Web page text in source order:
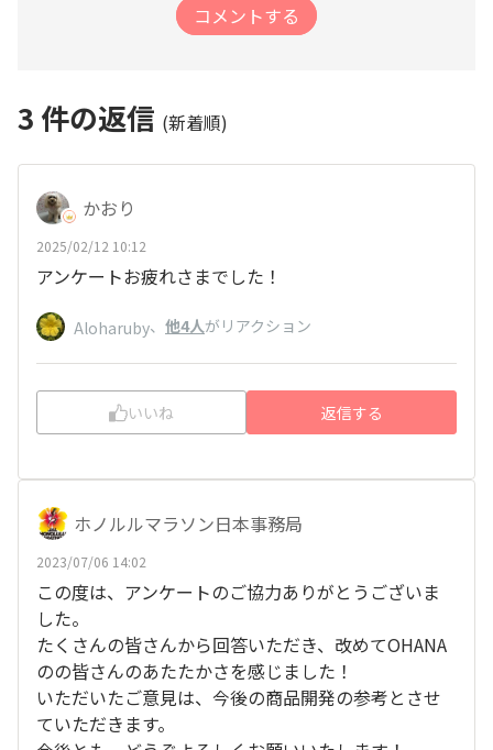
コメントする
3 件の返信 (新着順)
かおり
2025/02/12 10:12
アンケートお疲れさまでした！
Aloharuby、 他4人がリアクション
いいね 返信する
ホノルルマラソン日本事務局
2023/07/06 14:02
この度は、アンケートのご協力ありがとうございま
した。
たくさんの皆さんから回答いただき、改めてOHANA
のの皆さんのあたたかさを感じました！
いただいたご意見は、今後の商品開発の参考とさせ
ていただきます。